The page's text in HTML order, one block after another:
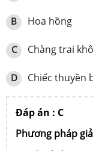
B Hoa hồng
C Chàng trai
D Chiếc thuyền
Đáp án : C
Phương pháp